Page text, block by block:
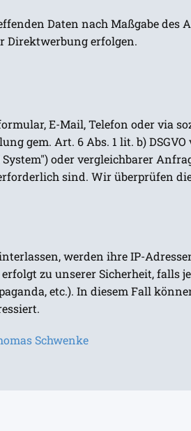
Daten nach Maßgabe des
Direktwerbung erfolgen.
E-Mail, Telefon oder via
gem. Art. 6 Abs. 1 lit. b)
oder vergleichbarer
sind. Wir überprüfen
werden ihre IP-
erfolgt zu unserer Sicherheit,
etc.). In diesem Fall
Schwenke